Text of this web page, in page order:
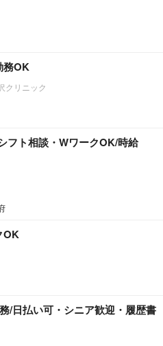
務OK
クリニック
フト相談・WワークOK/時給
OK
/日払い可・シニア歓迎・履歴書